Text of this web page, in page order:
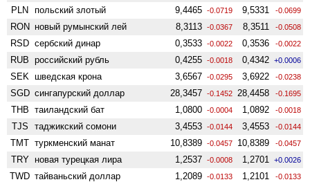
PLN польский злотый 9,4465 -0.0719 9,5331 -0.0699
RON новый румынский лей 8,3113 -0.0367 8,3511 -0.0508
RSD сербский динар 0,3533 -0.0022 0,3536 -0.0022
RUB российский рубль 0,4255 -0.0018 0,4342 +0.0006
SEK шведская крона 3,6567 -0.0295 3,6922 -0.0238
SGD сингапурский доллар 28,3457 -0.1452 28,4458 -0.1695
THB таиландский бат 1,0800 -0.0004 1,0892 -0.0018
TJS таджикский сомони 3,4553 -0.0144 3,4553 -0.0144
TMT туркменский манат 10,8389 -0.0457 10,8389 -0.0457
TRY новая турецкая лира 1,2537 -0.0008 1,2701 +0.0026
TWD тайваньский доллар 1,2089 -0.0133 1,2101 -0.0133